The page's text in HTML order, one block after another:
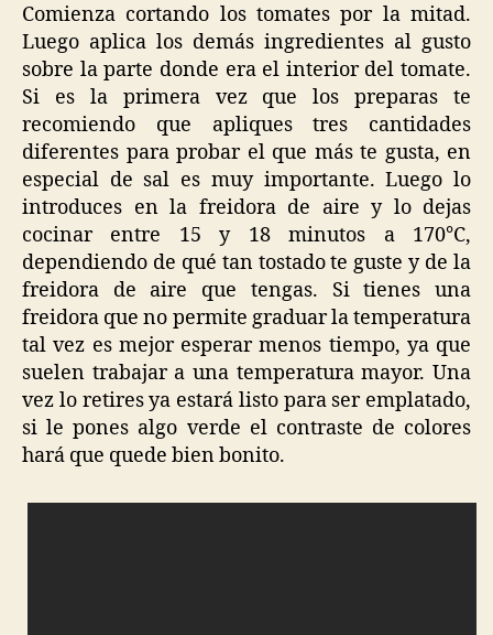
Comienza cortando los tomates por la mitad.
Luego aplica los demás ingredientes al gusto
sobre la parte donde era el interior del tomate.
Si es la primera vez que los preparas te
recomiendo que apliques tres cantidades
diferentes para probar el que más te gusta, en
especial de sal es muy importante. Luego lo
introduces en la freidora de aire y lo dejas
cocinar entre 15 y 18 minutos a 170°C,
dependiendo de qué tan tostado te guste y de la
freidora de aire que tengas. Si tienes una
freidora que no permite graduar la temperatura
tal vez es mejor esperar menos tiempo, ya que
suelen trabajar a una temperatura mayor. Una
vez lo retires ya estará listo para ser emplatado,
si le pones algo verde el contraste de colores
hará que quede bien bonito.